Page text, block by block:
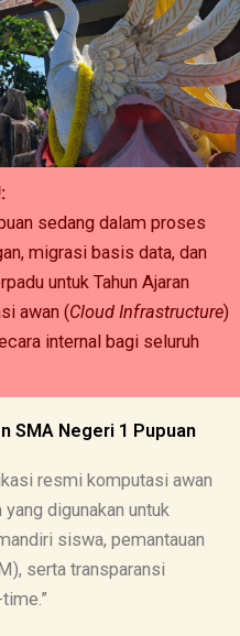
sedang dalam proses
migrasi basis data, dan
untuk Tahun Ajaran
awan (Cloud Infrastructure)
internal bagi seluruh
SMA Negeri 1 Pupuan
resmi komputasi awan
digunakan untuk
siswa, pemantauan
serta transparansi